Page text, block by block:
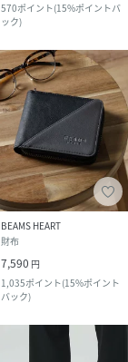
570ポイント(15%ポイントバ
ック)
BEAMS HEART
財布
7,590 円
1,035ポイント(15%ポイント
バック)